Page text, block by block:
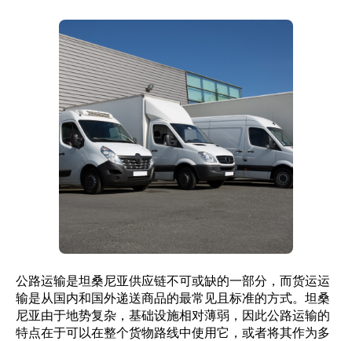
公路运输是坦桑尼亚供应链不可或缺的一部分，而货运运
输是从国内和国外递送商品的最常见且标准的方式。坦桑
尼亚由于地势复杂，基础设施相对薄弱，因此公路运输的
特点在于可以在整个货物路线中使用它，或者将其作为多